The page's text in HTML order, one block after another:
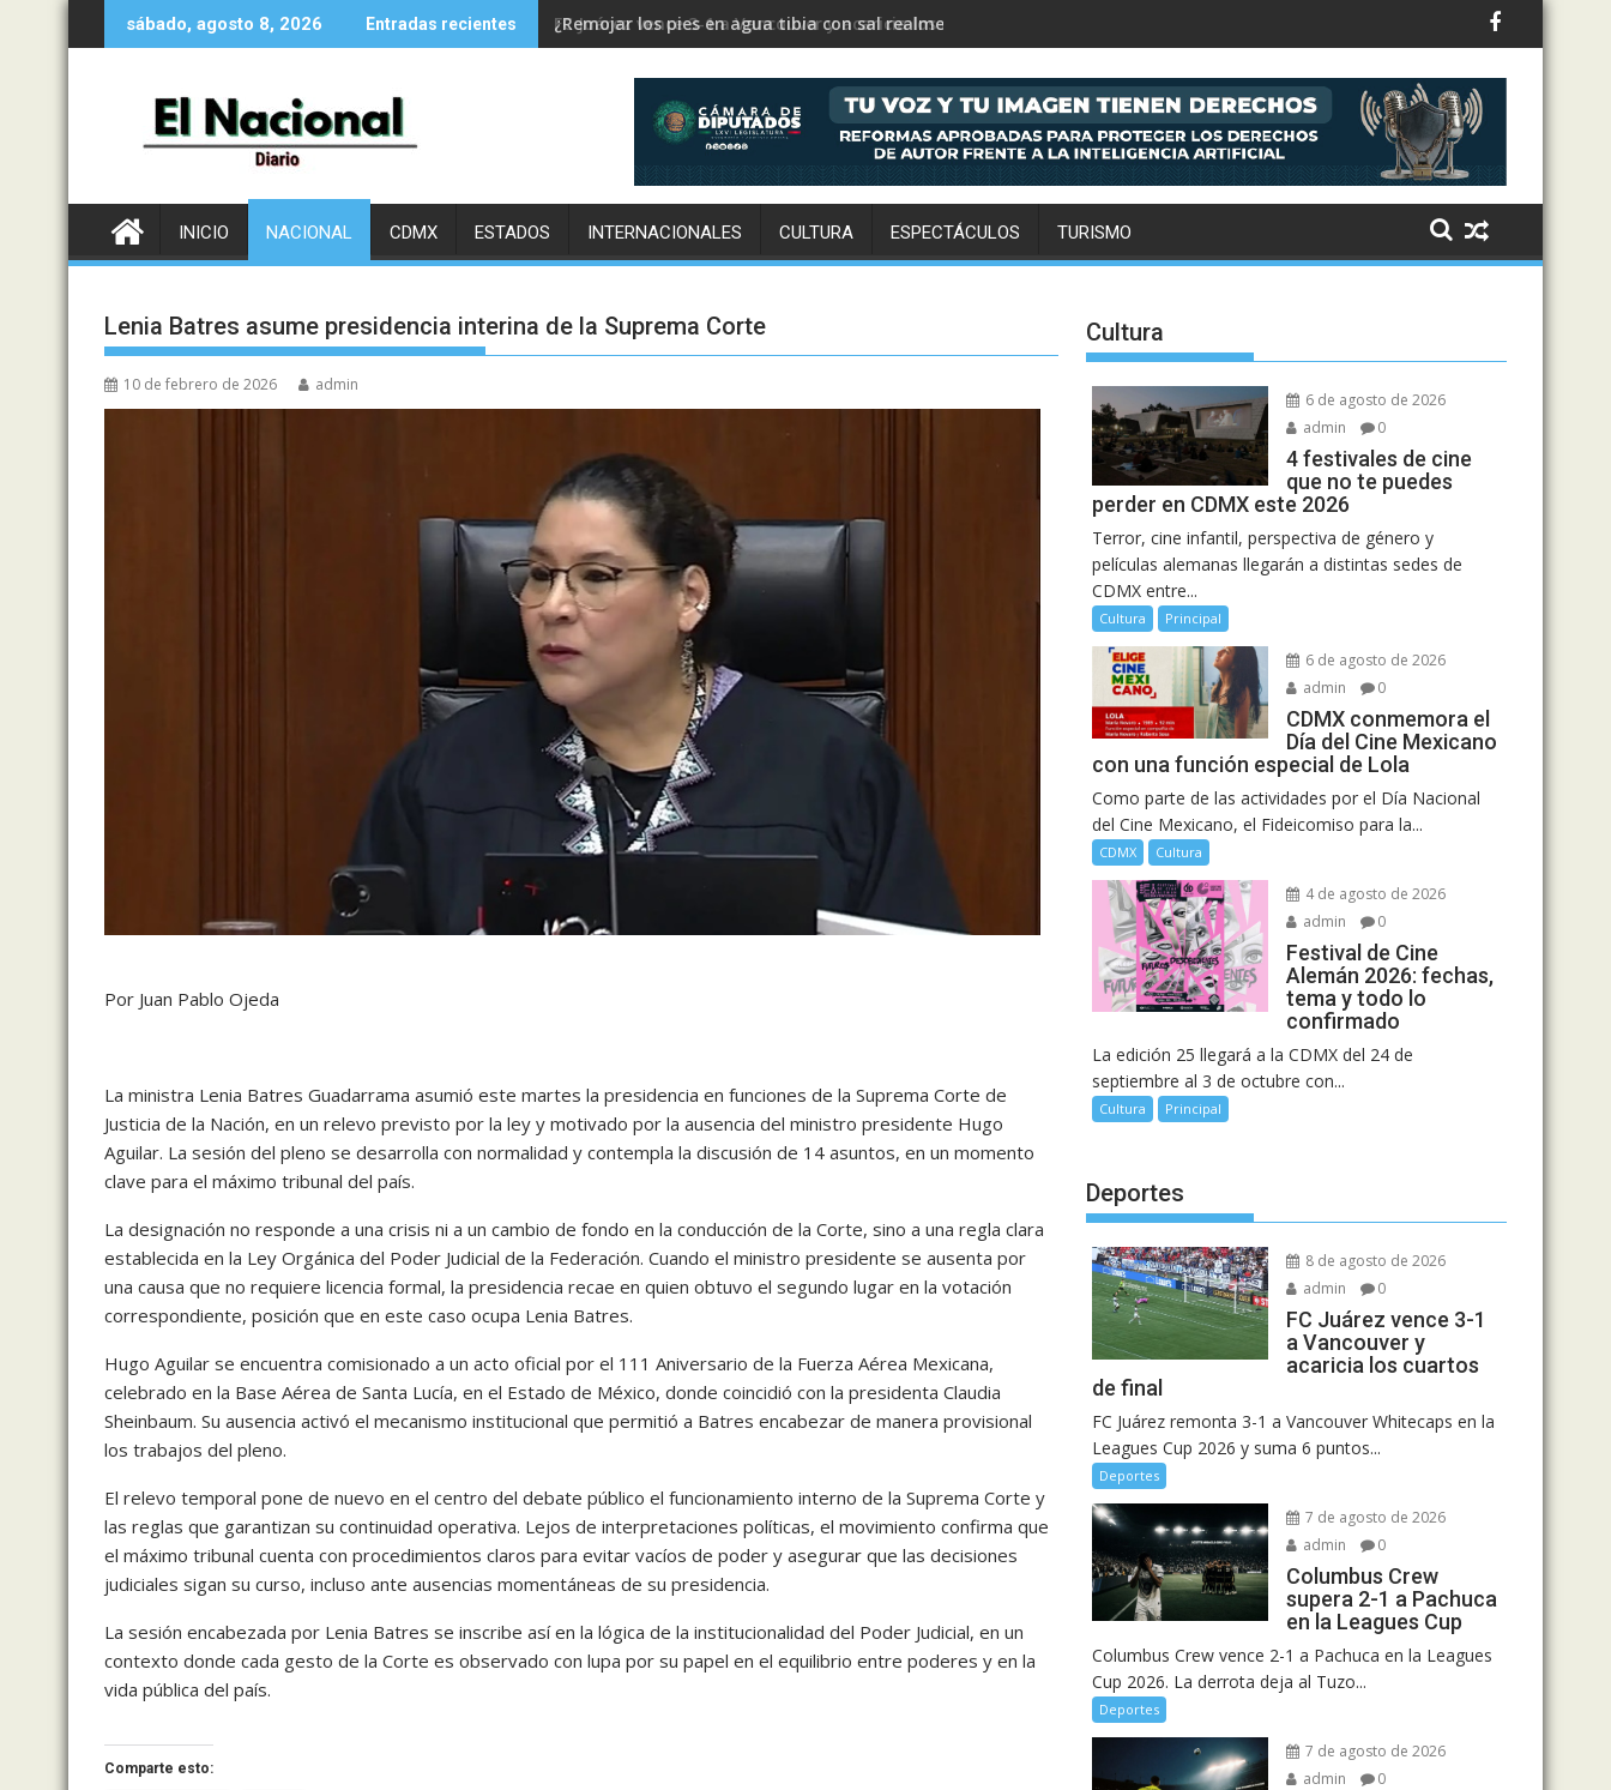
al
sábado, agosto 8, 2026 Entradas recientes FC Juárez vence 3-1 a Vancouver y acaricia los cuartos de final
INICIO NACIONAL CDMX ESTADOS INTERNACIONALES CULTURA ESPECTÁCULOS TURISMO
Lenia Batres asume presidencia interina de la Suprema Corte
10 de febrero de 2026 admin
Por Juan Pablo Ojeda
La ministra Lenia Batres Guadarrama asumió este martes la presidencia en funciones de la Suprema Corte de
Justicia de la Nación, en un relevo previsto por la ley y motivado por la ausencia del ministro presidente Hugo
Aguilar. La sesión del pleno se desarrolla con normalidad y contempla la discusión de 14 asuntos, en un momento
clave para el máximo tribunal del país.
La designación no responde a una crisis ni a un cambio de fondo en la conducción de la Corte, sino a una regla clara
establecida en la Ley Orgánica del Poder Judicial de la Federación. Cuando el ministro presidente se ausenta por
una causa que no requiere licencia formal, la presidencia recae en quien obtuvo el segundo lugar en la votación
correspondiente, posición que en este caso ocupa Lenia Batres.
Hugo Aguilar se encuentra comisionado a un acto oficial por el 111 Aniversario de la Fuerza Aérea Mexicana,
celebrado en la Base Aérea de Santa Lucía, en el Estado de México, donde coincidió con la presidenta Claudia
Sheinbaum. Su ausencia activó el mecanismo institucional que permitió a Batres encabezar de manera provisional
los trabajos del pleno.
El relevo temporal pone de nuevo en el centro del debate público el funcionamiento interno de la Suprema Corte y
las reglas que garantizan su continuidad operativa. Lejos de interpretaciones políticas, el movimiento confirma que
el máximo tribunal cuenta con procedimientos claros para evitar vacíos de poder y asegurar que las decisiones
judiciales sigan su curso, incluso ante ausencias momentáneas de su presidencia.
La sesión encabezada por Lenia Batres se inscribe así en la lógica de la institucionalidad del Poder Judicial, en un
contexto donde cada gesto de la Corte es observado con lupa por su papel en el equilibrio entre poderes y en la
vida pública del país.
Comparte esto:
Cultura
6 de agosto de 2026
admin
0
4 festivales de cine
que no te puedes
perder en CDMX este 2026
Terror, cine infantil, perspectiva de género y
películas alemanas llegarán a distintas sedes de
CDMX entre...
Cultura Principal
6 de agosto de 2026
admin
0
CDMX conmemora el
Día del Cine Mexicano
con una función especial de Lola
Como parte de las actividades por el Día Nacional
del Cine Mexicano, el Fideicomiso para la...
CDMX Cultura
4 de agosto de 2026
admin
0
Festival de Cine
Alemán 2026: fechas,
tema y todo lo
confirmado
La edición 25 llegará a la CDMX del 24 de
septiembre al 3 de octubre con...
Cultura Principal
Deportes
8 de agosto de 2026
admin
0
FC Juárez vence 3-1
a Vancouver y
acaricia los cuartos
de final
FC Juárez remonta 3-1 a Vancouver Whitecaps en la
Leagues Cup 2026 y suma 6 puntos...
Deportes
7 de agosto de 2026
admin
0
Columbus Crew
supera 2-1 a Pachuca
en la Leagues Cup
Columbus Crew vence 2-1 a Pachuca en la Leagues
Cup 2026. La derrota deja al Tuzo...
Deportes
7 de agosto de 2026
admin
0